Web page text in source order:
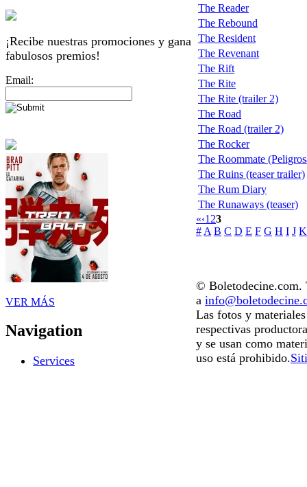
¡Recibe nuestras promociones y gana
fabulosos premios!
Email:
VER MÁS
Navigation
Services
The Reader
The Rebound
The Resident
The Revenant
The Rift
The Rite
The Rite (trailer 2)
The Road
The Road (trailer 2)
The Rocker
The Roommate
The Ruins (teaser trailer)
The Rum Diary
The Runaways (teaser)
«‹1 23
# A B C D E F G H I J K
© Boletodecine.com.
a
Las fotos y
respectivas
y se usan como
uso está prohibido.